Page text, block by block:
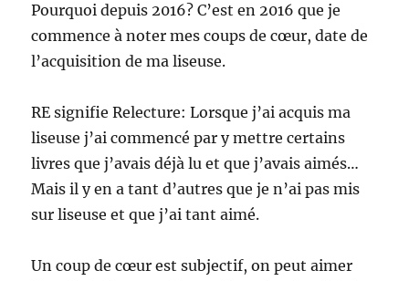
Pourquoi depuis 2016? C’est en 2016 que je
commence à noter mes coups de cœur, date de
l’acquisition de ma liseuse.
RE signifie Relecture: Lorsque j’ai acquis ma
liseuse j’ai commencé par y mettre certains
livres que j’avais déjà lu et que j’avais aimés…
Mais il y en a tant d’autres que je n’ai pas mis
sur liseuse et que j’ai tant aimé.
Un coup de cœur est subjectif, on peut aimer